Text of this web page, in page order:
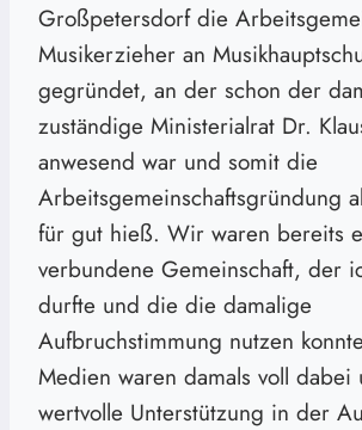
Großpetersdorf die
Musikerzieher an
gegründet, an der schon der
zuständige Ministerialrat Dr.
anwesend war und somit die
Arbeitsgemeinschaftsgründung
für gut hieß. Wir waren bereits
verbundene Gemeinschaft, der
durfte und die die damalige
Aufbruchstimmung nutzen
Medien waren damals voll dabei
wertvolle Unterstützung in der